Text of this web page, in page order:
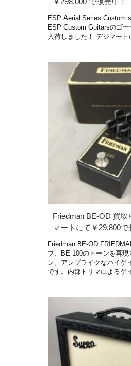
ESP Aerial Series Custom
ESP Custom Guitarsのゴ
入荷しました！ デジマート
Friedman BE-OD 買取
マートにて￥29,800で
Friedman BE-OD
プ、BE-100のトーンを再現
ン。アンプライクなハイゲ
です。内部トリマによるゲ